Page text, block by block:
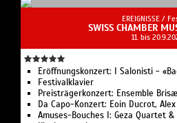
EREIGNISSE /
SWISS CHAMBER
11. bis
Eröffnungskonzert: I Salonisti -
Festivalklavier
Preisträgerkonzert: Ensemble
Da Capo-Konzert: Eoin Ducrot,
Amuses-Bouches I: Geza Quartet